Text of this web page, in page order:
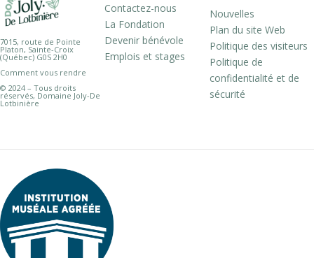
7015, route de Pointe
Platon, Sainte-Croix
(Québec) G0S 2H0
Comment vous rendre
© 2024 – Tous droits
réservés, Domaine Joly-De
Lotbinière
Contactez-nous
La Fondation
Devenir bénévole
Emplois et stages
Nouvelles
Plan du site Web
Politique des visiteurs
Politique de
confidentialité et de
sécurité